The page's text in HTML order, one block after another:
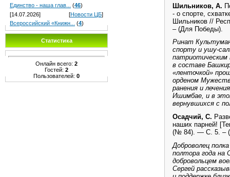
Единство - наша глав...
(46)
[14.07.2026]
[Новости ЦБ]
Всероссийский «Книжн...
(4)
Статистика
Онлайн всего: 2
Гостей: 2
Пользователей: 0
Шильников, А.
- о спорте,
Шильников //
– (Для Победы).
Ринат
спорту и ушу-
патриотическим
в составе
«ленточкой»
орденом
ранения и
Ишимбае, и в
вернувшихся с
Осадчий, С.
наших парней!
(№ 84). — С. 5. –
Доброволец
полтора года
добровольцем
Сергей